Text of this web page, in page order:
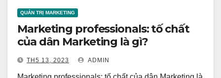
QUẢN TRỊ MARKETING
Marketing professionals: tố chất
của dân Marketing là gì?
TH5 13, 2023 ADMIN